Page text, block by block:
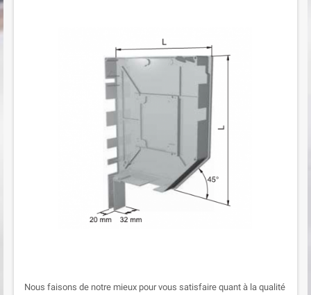
Nous faisons de notre mieux pour vous satisfaire quant à la qualité